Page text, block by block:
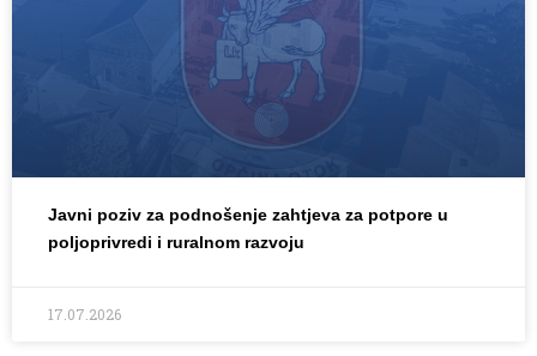
Javni poziv za podnošenje zahtjeva za potpore u
poljoprivredi i ruralnom razvoju
17.07.2026